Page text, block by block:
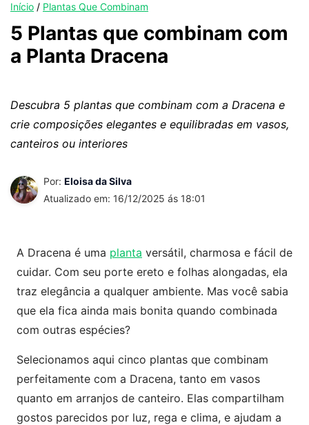
Início / Plantas Que Combinam
5 Plantas que combinam com
a Planta Dracena
Descubra 5 plantas que combinam com a Dracena e
crie composições elegantes e equilibradas em vasos,
canteiros ou interiores
Por: Eloisa da Silva
Atualizado em: 16/12/2025 ás 18:01
A Dracena é uma planta versátil, charmosa e fácil de
cuidar. Com seu porte ereto e folhas alongadas, ela
traz elegância a qualquer ambiente. Mas você sabia
que ela fica ainda mais bonita quando combinada
com outras espécies?
Selecionamos aqui cinco plantas que combinam
perfeitamente com a Dracena, tanto em vasos
quanto em arranjos de canteiro. Elas compartilham
gostos parecidos por luz, rega e clima, e ajudam a